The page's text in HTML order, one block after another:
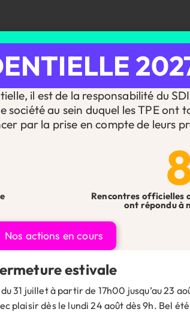
pour mon prochain commentaire.
il est de la responsabilité du
société au sein duquel les TPE ont
par la prise en compte de leurs
Rencontres officielles
ont répondu à
Nos actions en cours
estivale
31 juillet à partir de 17h00 jusqu’au 23
plaisir dès le lundi 24 août dès 9h. Bel été